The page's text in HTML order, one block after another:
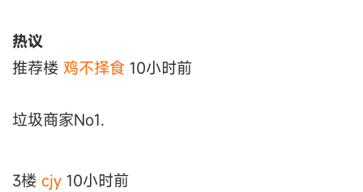
热议
推荐楼 鸡不择食 10小时前
垃圾商家No1.
3楼 cjy 10小时前